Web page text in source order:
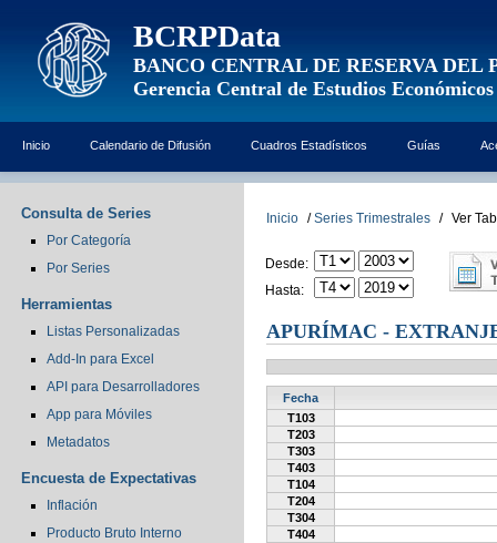
BCRPData
BANCO CENTRAL DE RESERVA DEL
Gerencia Central de Estudios Económicos
Inicio Calendario de Difusión Cuadros Estadísticos Guías
Consulta de Series
Por Categoría
Por Series
Herramientas
Listas Personalizadas
Add-In para Excel
API para Desarrolladores
App para Móviles
Metadatos
Encuesta de Expectativas
Inflación
Producto Bruto Interno
Inicio / Series Trimestrales / Ver
Desde:
Hasta:
APURÍMAC -
Fecha
T103
T203
T303
T403
T104
T204
T304
T404